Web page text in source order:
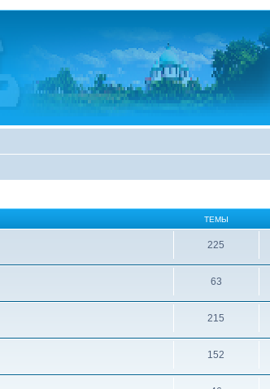
ТЕМЫ
225
63
215
152